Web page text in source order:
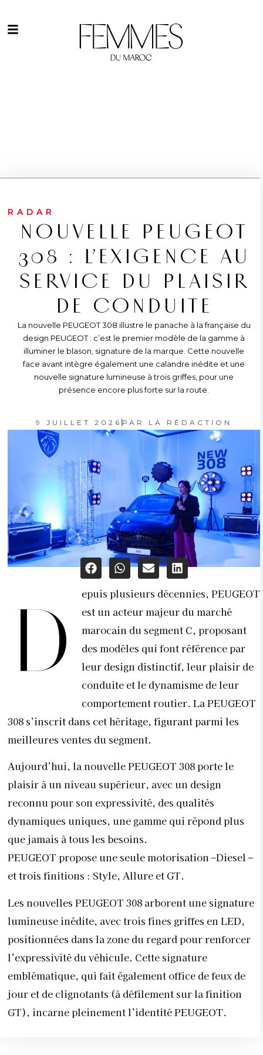
RADAR
NOUVELLE PEUGEOT
308 : L’EXIGENCE AU
SERVICE DU PLAISIR
DE CONDUITE
La nouvelle PEUGEOT 308 illustre le panache à la française du
design PEUGEOT : c’est le premier modèle de la gamme à
illuminer le blason, signature de la marque. Cette nouvelle
face avant intègre également une calandre inédite et une
nouvelle signature lumineuse à trois griffes, pour une
présence encore plus forte sur la route.
9 JUILLET 2026 PAR LA RÉDACTION
D
epuis plusieurs décennies, PEUGEOT
est un acteur majeur du marché
marocain du segment C, proposant
des modèles qui font référence par
leur design distinctif, leur plaisir de
conduite et le dynamisme de leur
comportement routier. La PEUGEOT
308 s’inscrit dans cet héritage, figurant parmi les
meilleures ventes du segment.
Aujourd’hui, la nouvelle PEUGEOT 308 porte le
plaisir à un niveau supérieur, avec un design
reconnu pour son expressivité, des qualités
dynamiques uniques, une gamme qui répond plus
que jamais à tous les besoins.
PEUGEOT propose une seule motorisation –Diesel –
et trois finitions : Style, Allure et GT.
Les nouvelles PEUGEOT 308 arborent une signature
lumineuse inédite, avec trois fines griffes en LED,
positionnées dans la zone du regard pour renforcer
l’expressivité du véhicule. Cette signature
emblématique, qui fait également office de feux de
jour et de clignotants (à défilement sur la finition
GT), incarne pleinement l’identité PEUGEOT.